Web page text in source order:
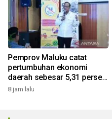
Pemprov Maluku catat
pertumbuhan ekonomi
daerah sebesar 5,31 persen
yoy triwulan II 2026
8 jam lalu